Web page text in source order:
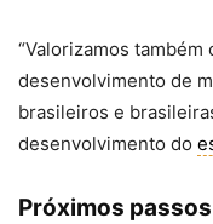
“Valorizamos
desenvolvimento de
brasileiros e
desenvolvimento do
Próximos passos